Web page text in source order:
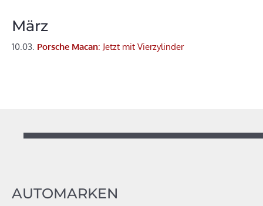
März
10.03. Porsche Macan: Jetzt mit Vierzylinder
AUTOMARKEN